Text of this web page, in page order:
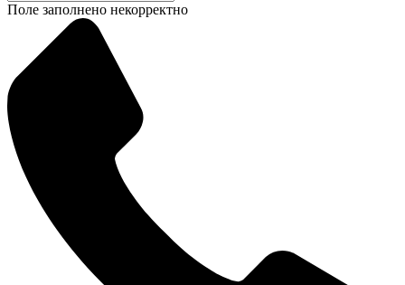
Поле заполнено некорректно